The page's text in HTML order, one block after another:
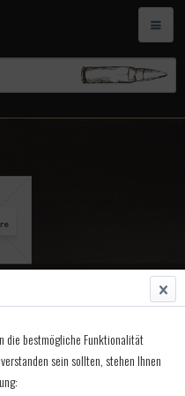
die bestmögliche Funktionalität
sein sollten, stehen Ihnen